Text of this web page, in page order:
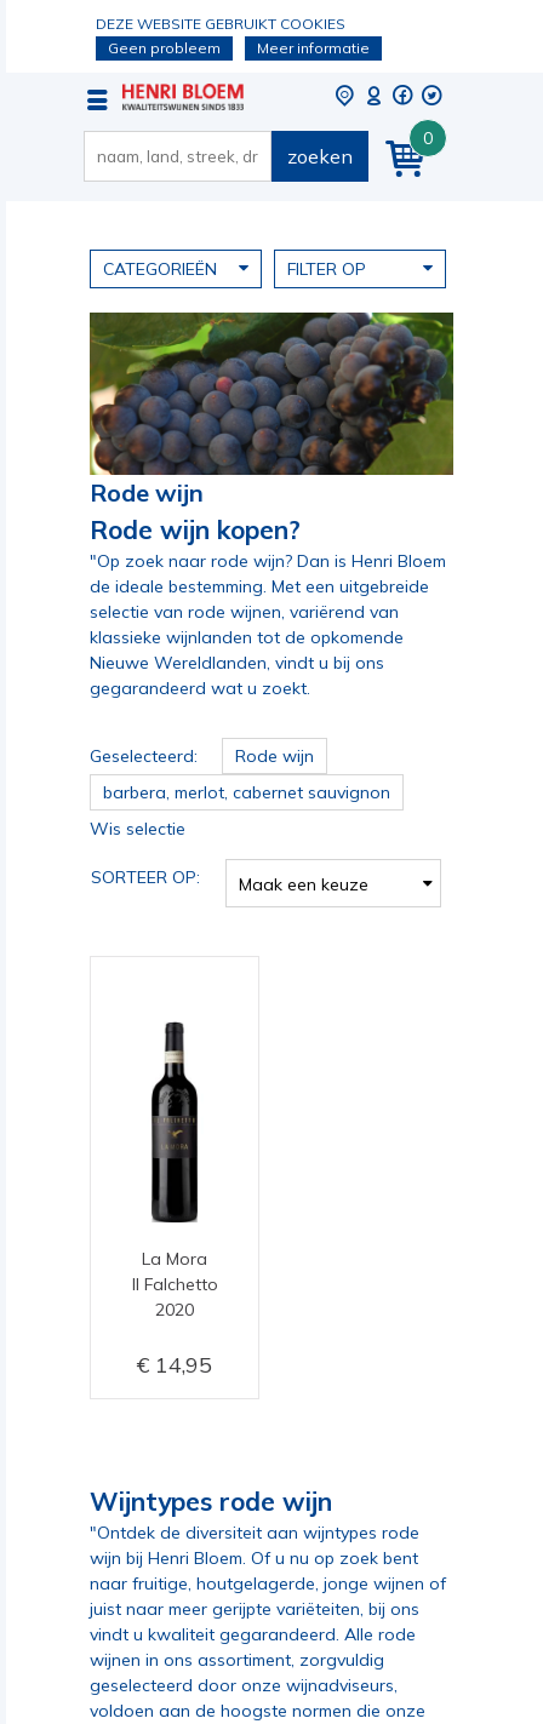
DEZE WEBSITE GEBRUIKT COOKIES
Geen probleem
Meer informatie
0
zoeken
CATEGORIEËN FILTER OP
Rode wijn
Rode wijn kopen?
"Op zoek naar rode wijn? Dan is Henri Bloem
de ideale bestemming. Met een uitgebreide
selectie van rode wijnen, variërend van
klassieke wijnlanden tot de opkomende
Nieuwe Wereldlanden, vindt u bij ons
gegarandeerd wat u zoekt.
Geselecteerd:
Rode wijn
barbera, merlot, cabernet sauvignon
Wis selectie
SORTEER OP: Maak een keuze
La Mora
Il Falchetto
2020
14,95
Wijntypes rode wijn
"Ontdek de diversiteit aan wijntypes rode
wijn bij Henri Bloem. Of u nu op zoek bent
naar fruitige, houtgelagerde, jonge wijnen of
juist naar meer gerijpte variëteiten, bij ons
vindt u kwaliteit gegarandeerd. Alle rode
wijnen in ons assortiment, zorgvuldig
geselecteerd door onze wijnadviseurs,
voldoen aan de hoogste normen die onze